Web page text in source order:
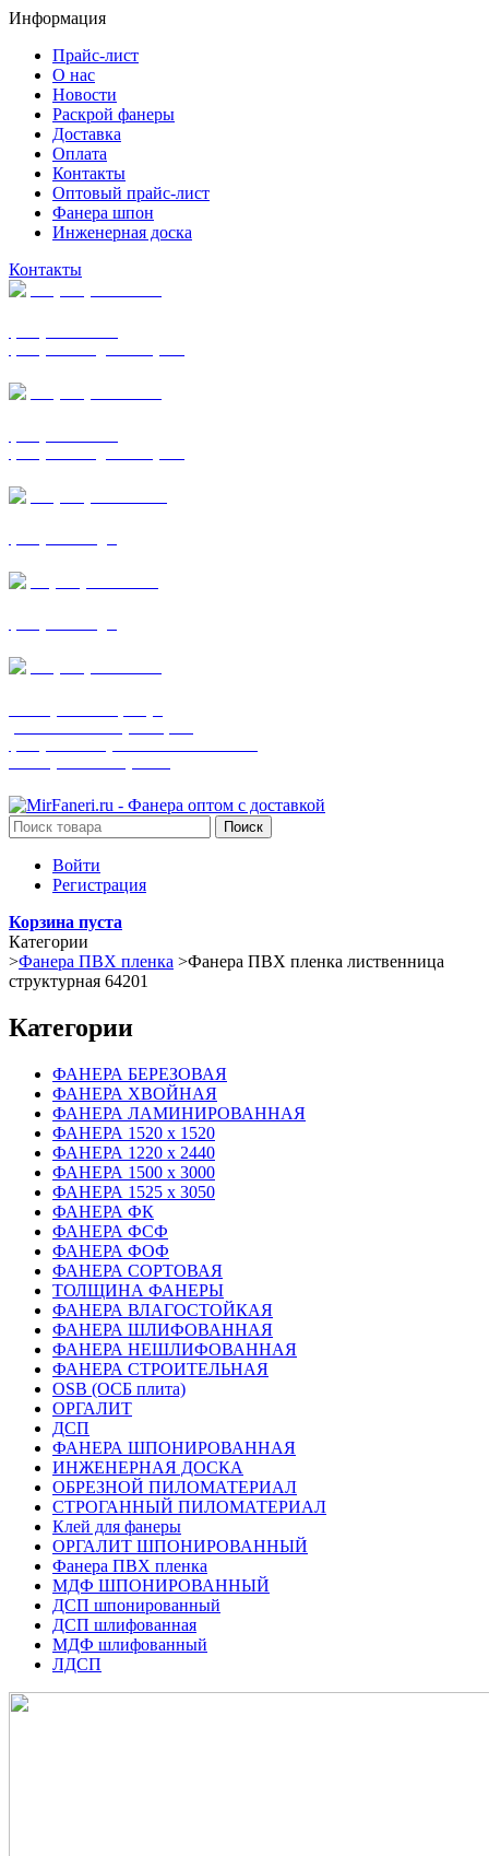
Информация
Прайс-лист
О нас
Новости
Раскрой фанеры
Доставка
Оплата
Контакты
Оптовый прайс-лист
Фанера шпон
Инженерная доска
Контакты
Поиск
Войти
Регистрация
Корзина пуста
Категории
>Фанера ПВХ пленка >Фанера ПВХ пленка лиственница
структурная 64201
Категории
ФАНЕРА БЕРЕЗОВАЯ
ФАНЕРА ХВОЙНАЯ
ФАНЕРА ЛАМИНИРОВАННАЯ
ФАНЕРА 1520 х 1520
ФАНЕРА 1220 х 2440
ФАНЕРА 1500 х 3000
ФАНЕРА 1525 х 3050
ФАНЕРА ФК
ФАНЕРА ФСФ
ФАНЕРА ФОФ
ФАНЕРА СОРТОВАЯ
ТОЛЩИНА ФАНЕРЫ
ФАНЕРА ВЛАГОСТОЙКАЯ
ФАНЕРА ШЛИФОВАННАЯ
ФАНЕРА НЕШЛИФОВАННАЯ
ФАНЕРА СТРОИТЕЛЬНАЯ
OSB (ОСБ плита)
ОРГАЛИТ
ДСП
ФАНЕРА ШПОНИРОВАННАЯ
ИНЖЕНЕРНАЯ ДОСКА
ОБРЕЗНОЙ ПИЛОМАТЕРИАЛ
СТРОГАННЫЙ ПИЛОМАТЕРИАЛ
Клей для фанеры
ОРГАЛИТ ШПОНИРОВАННЫЙ
Фанера ПВХ пленка
МДФ ШПОНИРОВАННЫЙ
ДСП шпонированный
ДСП шлифованная
МДФ шлифованный
ЛДСП